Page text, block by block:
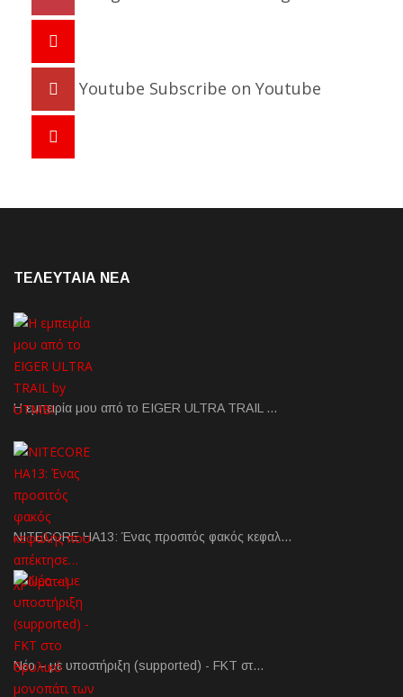
Youtube Subscribe on Youtube
ΤΕΛΕΥΤΑΙΑ NEA
Η εμπειρία μου από το EIGER ULTRA TRAIL …
NITECORE HA13: Ένας προσιτός φακός κεφαλ…
Νέο – με υποστήριξη (supported) - FKT στ…